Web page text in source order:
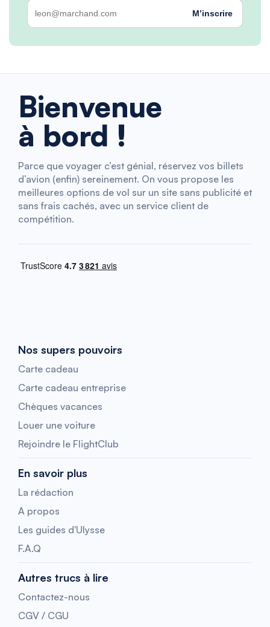
M’inscrire
Bienvenue
à bord !
Parce que voyager c’est génial, réservez vos billets
d’avion (enfin) sereinement. On vous propose les
meilleures options de vol sur un site sans publicité et
sans frais cachés, avec un service client de
compétition.
Nos supers pouvoirs
Carte cadeau
Carte cadeau entreprise
Chèques vacances
Louer une voiture
Rejoindre le FlightClub
En savoir plus
La rédaction
A propos
Les guides d'Ulysse
F.A.Q
Autres trucs à lire
Contactez-nous
CGV / CGU